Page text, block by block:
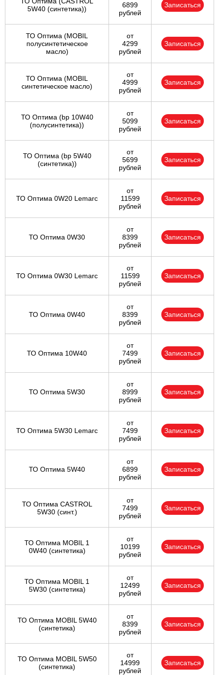
5W40 (синтетика))
6899
рублей
Записаться
ТО Оптима (MOBIL
полусинтетическое
масло)
от
4299
рублей
Записаться
ТО Оптима (MOBIL
синтетическое масло)
от
4999
рублей
Записаться
ТО Оптима (bp 10W40
(полусинтетика))
от
5099
рублей
Записаться
ТО Оптима (bp 5W40
(синтетика))
от
5699
рублей
Записаться
ТО Оптима 0W20 Lemarc
от
11599
рублей
Записаться
ТО Оптима 0W30
от
8399
рублей
Записаться
ТО Оптима 0W30 Lemarc
от
11599
рублей
Записаться
ТО Оптима 0W40
от
8399
рублей
Записаться
ТО Оптима 10W40
от
7499
рублей
Записаться
ТО Оптима 5W30
от
8999
рублей
Записаться
ТО Оптима 5W30 Lemarc
от
7499
рублей
Записаться
ТО Оптима 5W40
от
6899
рублей
Записаться
ТО Оптима CASTROL
5W30 (синт.)
от
7499
рублей
Записаться
ТО Оптима MOBIL 1
0W40 (синтетика)
от
10199
рублей
Записаться
ТО Оптима MOBIL 1
5W30 (синтетика)
от
12499
рублей
Записаться
ТО Оптима MOBIL 5W40
(синтетика)
от
8399
рублей
Записаться
ТО Оптима MOBIL 5W50
(синтетика)
от
14999
рублей
Записаться